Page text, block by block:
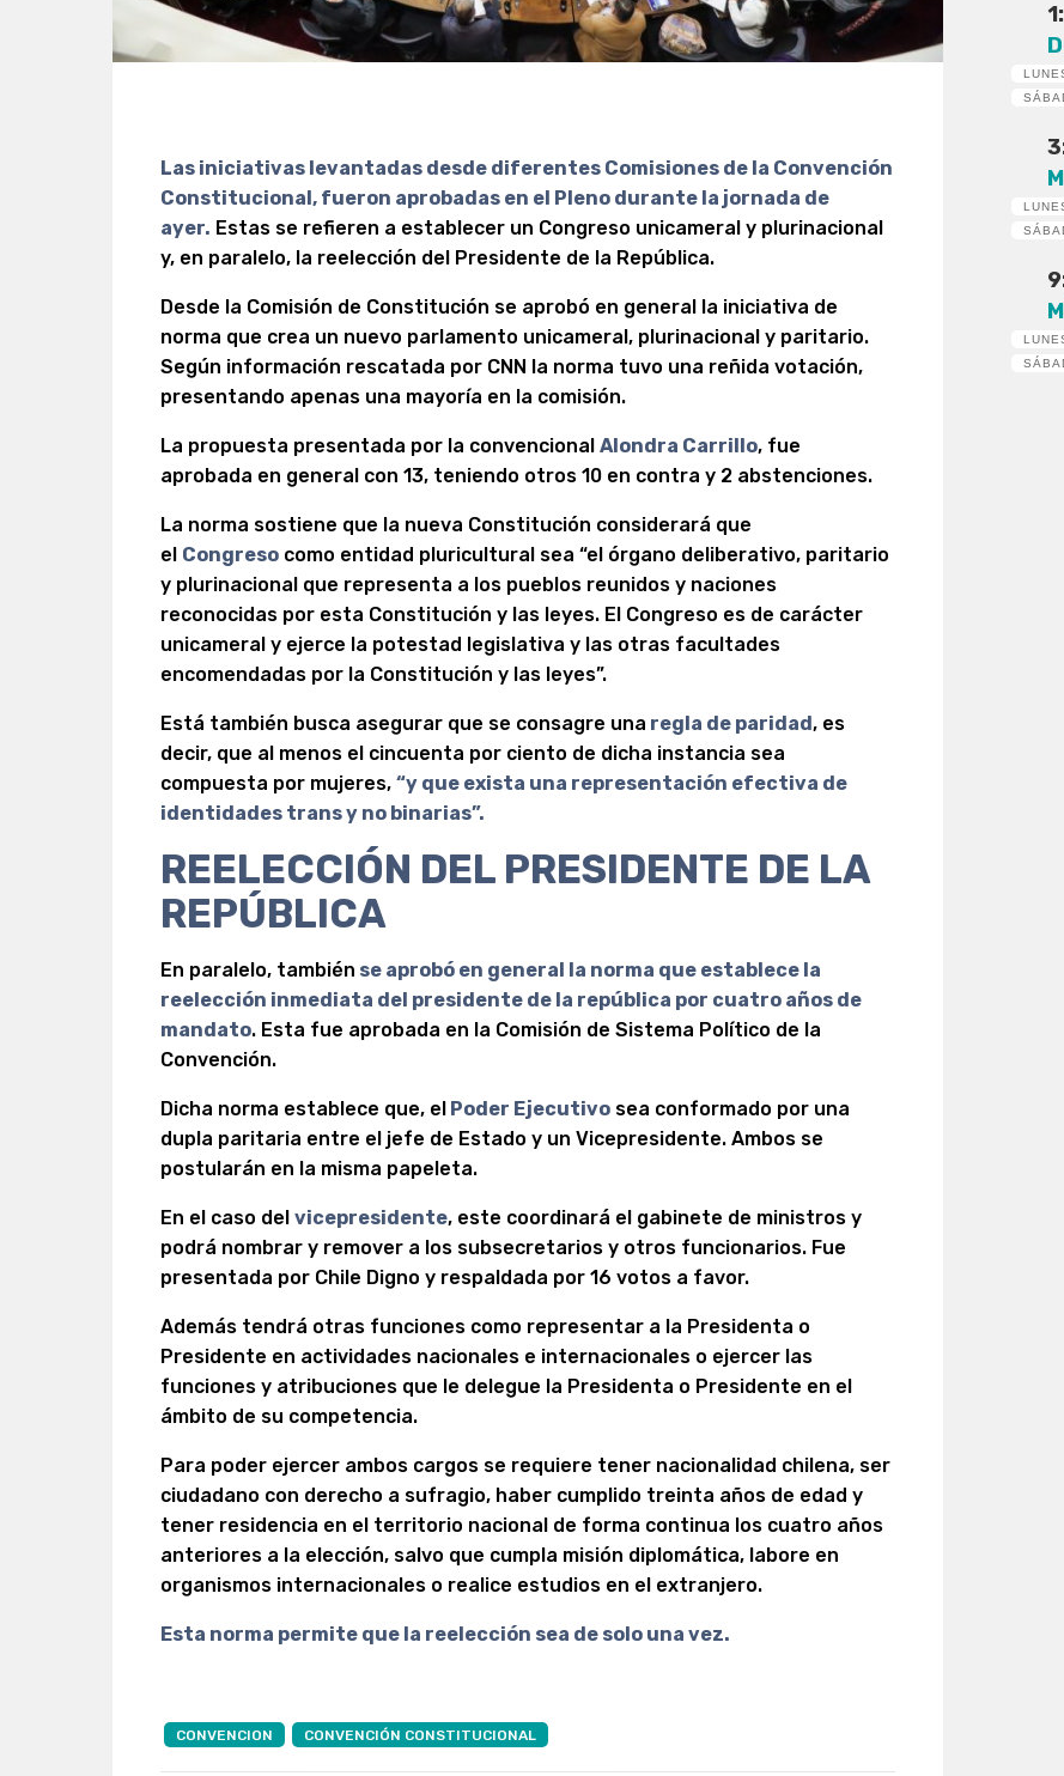
Las iniciativas levantadas desde diferentes Comisiones de la Convención
Constitucional, fueron aprobadas en el Pleno durante la jornada de
ayer. Estas se refieren a establecer un Congreso unicameral y plurinacional
y, en paralelo, la reelección del Presidente de la República.
Desde la Comisión de Constitución se aprobó en general la iniciativa de
norma que crea un nuevo parlamento unicameral, plurinacional y paritario.
Según información rescatada por CNN la norma tuvo una reñida votación,
presentando apenas una mayoría en la comisión.
La propuesta presentada por la convencionalAlondra Carrillo, fue
aprobada en general con 13, teniendo otros 10 en contra y 2 abstenciones.
La norma sostiene que la nueva Constitución considerará que
el Congreso como entidad pluricultural sea “el órgano deliberativo, paritario
y plurinacional que representa a los pueblos reunidos y naciones
reconocidas por esta Constitución y las leyes. El Congreso es de carácter
unicameral y ejerce la potestad legislativa y las otras facultades
encomendadas por la Constitución y las leyes”.
Está también busca asegurar que se consagre una regla de paridad, es
decir, que al menos el cincuenta por ciento de dicha instancia sea
compuesta por mujeres,“y que exista una representación efectiva de
identidades trans y no binarias”.
REELECCIÓN DEL PRESIDENTE DE LA
REPÚBLICA
En paralelo, también se aprobó en general la norma que establece la
reelección inmediata del presidente de la república por cuatro años de
mandato. Esta fue aprobada en la Comisión de Sistema Político de la
Convención.
Dicha norma establece que, el Poder Ejecutivo sea conformado por una
dupla paritaria entre el jefe de Estado y un Vicepresidente. Ambos se
postularán en la misma papeleta.
En el caso delvicepresidente, este coordinará el gabinete de ministros y
podrá nombrar y remover a los subsecretarios y otros funcionarios. Fue
presentada por Chile Digno y respaldada por 16 votos a favor.
Además tendrá otras funciones como representar a la Presidenta o
Presidente en actividades nacionales e internacionales o ejercer las
funciones y atribuciones que le delegue la Presidenta o Presidente en el
ámbito de su competencia.
Para poder ejercer ambos cargos se requiere tener nacionalidad chilena, ser
ciudadano con derecho a sufragio, haber cumplido treinta años de edad y
tener residencia en el territorio nacional de forma continua los cuatro años
anteriores a la elección, salvo que cumpla misión diplomática, labore en
organismos internacionales o realice estudios en el extranjero.
Esta norma permite que la reelección sea de solo una vez.
CONVENCION CONVENCIÓN CONSTITUCIONAL